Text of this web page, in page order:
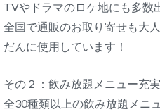
TVやドラマのロケ地にも多数
全国で通販のお取り寄せも大
だんに使用しています！
その２：飲み放題メニュー充実
全30種類以上の飲み放題メニ